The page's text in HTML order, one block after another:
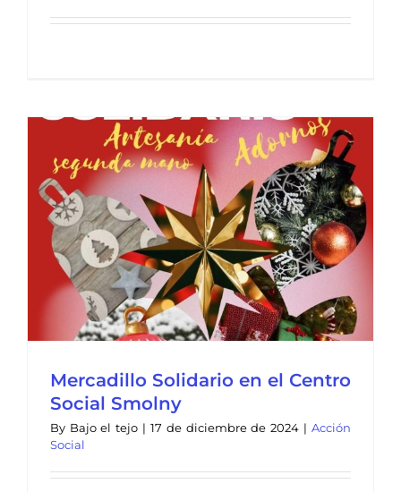
Mercadillo Solidario en el Centro
Social Smolny
By Bajo el tejo | 17 de diciembre de 2024 | Acción
Social